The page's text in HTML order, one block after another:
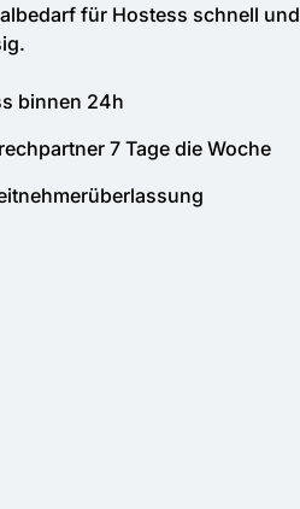
für Hostess schnell und
binnen 24h
7 Tage die Woche